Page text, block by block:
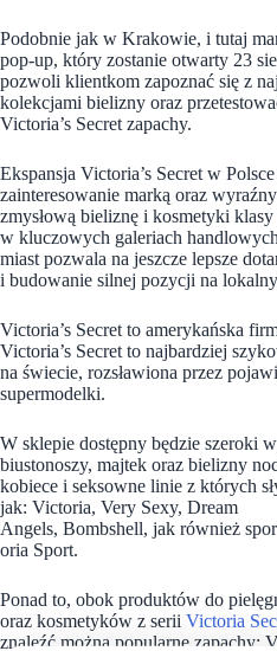
Podobnie jak w Krakowie, i tutaj
pop-up, który zostanie otwarty 23
pozwoli klientkom zapoznać się z
kolekcjami bielizny oraz
Victoria’s Secret zapachy.
Ekspansja Victoria’s Secret w
zainteresowanie marką oraz
zmysłową bieliznę i kosmetyki
w kluczowych galeriach
miast pozwala na jeszcze lepsze
i budowanie silnej pozycji na
Victoria’s Secret to amerykańska
Victoria’s Secret to najbardziej
na świecie, rozsławiona przez
supermodelki.
W sklepie dostępny będzie szeroki
biustonoszy, majtek oraz bielizny
kobiece i seksowne linie z których
jak: Victoria, Very Sexy, Dream
Angels, Bombshell, jak również
oria Sport.
Ponad to, obok produktów do
oraz kosmetyków z serii Victoria
znaleźć można popularne zapachy: